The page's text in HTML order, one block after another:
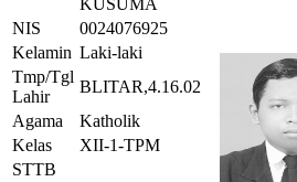
NIS
0024076925
Kelamin Laki-laki
Tmp/Tgl
Lahir
BLITAR,4.16.02
Agama
Katholik
Kelas
XII-1-TPM
STTB